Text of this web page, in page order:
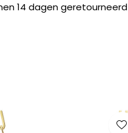
14 dagen